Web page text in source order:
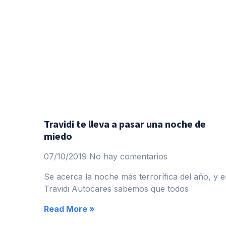
Travidi te lleva a pasar una noche de
miedo
07/10/2019 No hay comentarios
Se acerca la noche más terrorífica del año, y
Travidi Autocares sabemos que todos
Read More »